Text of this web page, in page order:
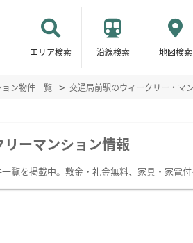
エリア検索 沿線検索 地図検索
ン物件一覧 交通局前駅のウィークリー・マ
ーマンション情報
覧を掲載中。敷金・礼金無料、家具・家電